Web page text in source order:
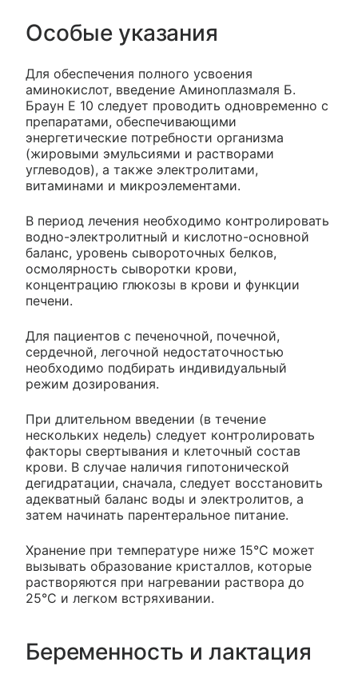
Особые указания
Для обеспечения полного усвоения
аминокислот, введение Аминоплазмаля Б.
Браун Е 10 следует проводить одновременно с
препаратами, обеспечивающими
энергетические потребности организма
(жировыми эмульсиями и растворами
углеводов), а также электролитами,
витаминами и микроэлементами.
В период лечения необходимо контролировать
водно-электролитный и кислотно-основной
баланс, уровень сывороточных белков,
осмолярность сыворотки крови,
концентрацию глюкозы в крови и функции
печени.
Для пациентов с печеночной, почечной,
сердечной, легочной недостаточностью
необходимо подбирать индивидуальный
режим дозирования.
При длительном введении (в течение
нескольких недель) следует контролировать
факторы свертывания и клеточный состав
крови. В случае наличия гипотонической
дегидратации, сначала, следует восстановить
адекватный баланс воды и электролитов, а
затем начинать парентеральное питание.
Хранение при температуре ниже 15°С может
вызывать образование кристаллов, которые
растворяются при нагревании раствора до
25°С и легком встряхивании.
Беременность и лактация